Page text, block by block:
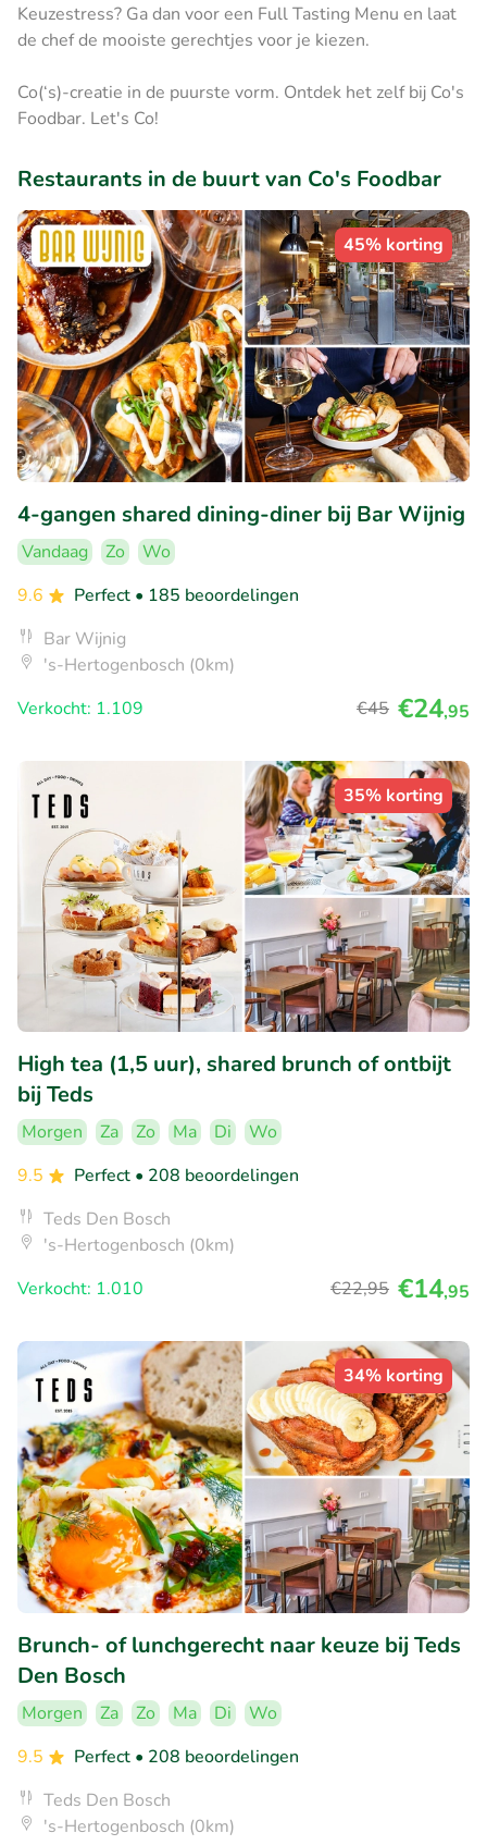
Keuzestress? Ga dan voor een Full Tasting Menu en laat
de chef de mooiste gerechtjes voor je kiezen.
Co(‘s)-creatie in de puurste vorm. Ontdek het zelf bij Co's
Foodbar. Let's Co!
Restaurants in de buurt van Co's Foodbar
45% korting
4-gangen shared dining-diner bij Bar Wijnig
Vandaag Zo
Wo
9.6
Perfect • 185 beoordelingen
Bar Wijnig
's-Hertogenbosch (0km)
Verkocht: 1.109
€45 €24,95
35% korting
High tea (1,5 uur), shared brunch of ontbijt
bij Teds
Morgen Za Zo Ma Di
Wo
9.5
Perfect • 208 beoordelingen
Teds Den Bosch
's-Hertogenbosch (0km)
Verkocht: 1.010
€22,95 €14,95
34% korting
Brunch- of lunchgerecht naar keuze bij Teds
Den Bosch
Morgen Za Zo Ma Di
Wo
9.5
Perfect • 208 beoordelingen
Teds Den Bosch
's-Hertogenbosch (0km)